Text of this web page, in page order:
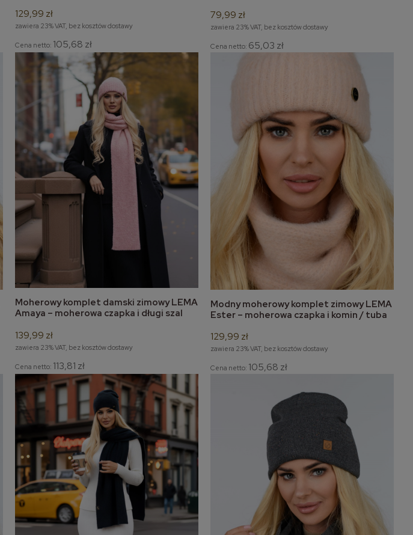
129,99 zł
zawiera 23% VAT, bez kosztów dostawy
Cena netto: 105,68 zł
79,99 zł
zawiera 23% VAT, bez kosztów dostawy
Cena netto: 65,03 zł
do koszyka
Moherowy komplet damski zimowy LEMA
Amaya – moherowa czapka i długi szal
139,99 zł
zawiera 23% VAT, bez kosztów dostawy
Cena netto: 113,81 zł
do koszyka
Modny moherowy komplet zimowy LEMA
Ester – moherowa czapka i komin / tuba
129,99 zł
zawiera 23% VAT, bez kosztów dostawy
Cena netto: 105,68 zł